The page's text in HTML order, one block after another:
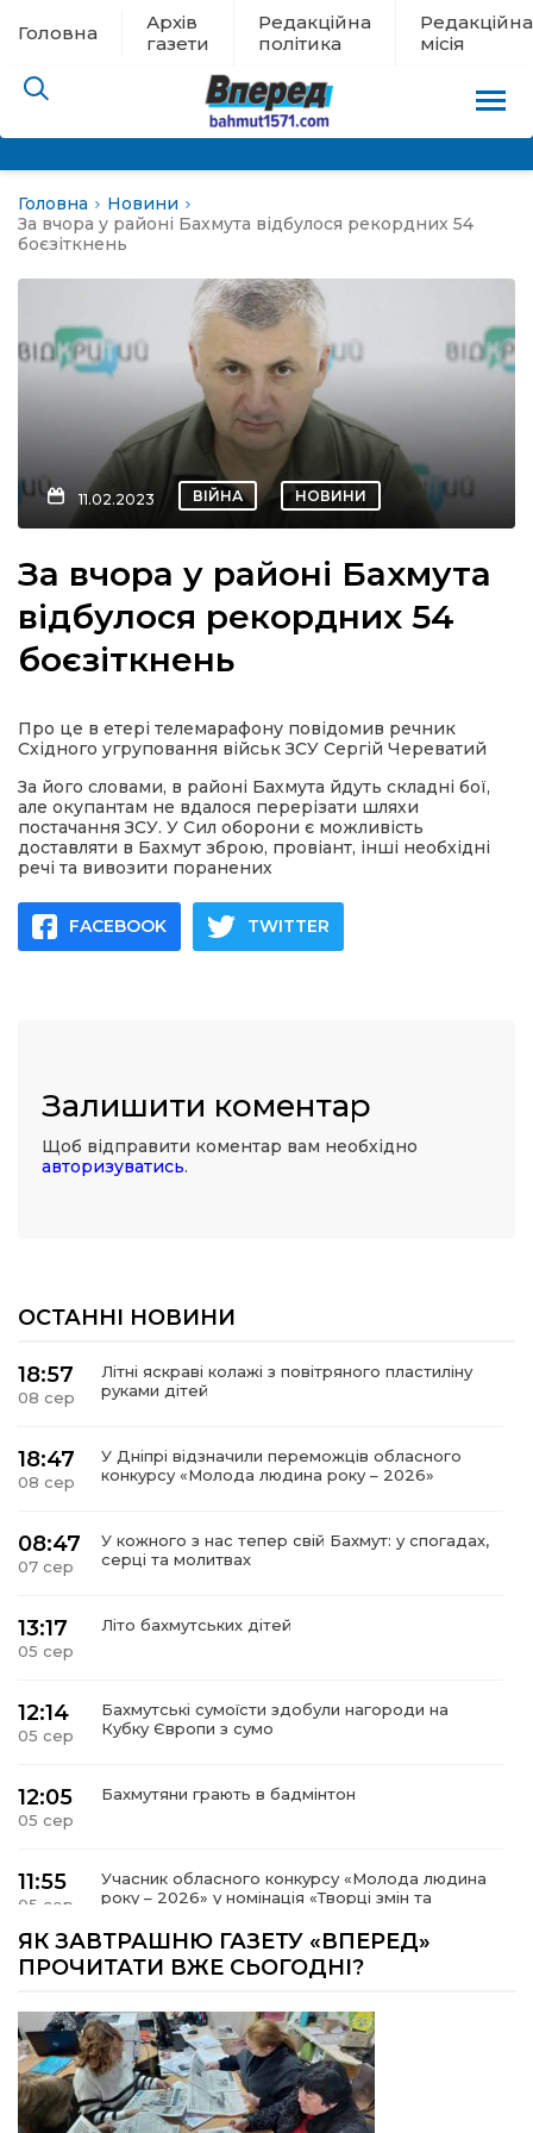
Головна
Архів
газети
Редакційна
політика
Редакційна
місія
евакуації
політика
місія
Головна
Новини
За вчора у районі Бахмута відбулося рекордних 54
боєзіткнень
11.02.2023 ВІЙНА НОВИНИ
За вчора у районі Бахмута
відбулося рекордних 54
боєзіткнень
Про це в етері телемарафону повідомив речник
Східного угруповання військ ЗСУ Сергій Череватий
За його словами, в районі Бахмута йдуть складні бої,
але окупантам не вдалося перерізати шляхи
постачання ЗСУ. У Сил оборони є можливість
доставляти в Бахмут зброю, провіант, інші необхідні
речі та вивозити поранених
FACEBOOK TWITTER
Залишити коментар
Щоб відправити коментар вам необхідно
авторизуватись.
ОСТАННІ НОВИНИ
18:57
08 сер
Літні яскраві колажі з повітряного пластиліну
руками дітей
18:47
08 сер
У Дніпрі відзначили переможців обласного
конкурсу «Молода людина року – 2026»
08:47
07 сер
У кожного з нас тепер свій Бахмут: у спогадах,
серці та молитвах
13:17
05 сер
Літо бахмутських дітей
12:14
05 сер
Бахмутські сумоїсти здобули нагороди на
Кубку Європи з сумо
12:05
05 сер
Бахмутяни грають в бадмінтон
11:55
05 сер
Учасник обласного конкурсу «Молода людина
року – 2026» у номінація «Творці змін та
15:18
Мобільні клініки надали медичну допомогу 4
09:27
03 сер
ВПО можуть не платити за частину
комунальних послуг: про що йдеться
ЯК ЗАВТРАШНЮ ГАЗЕТУ «ВПЕРЕД»
ПРОЧИТАТИ ВЖЕ СЬОГОДНІ?